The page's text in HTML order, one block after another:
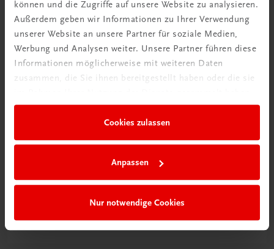
können und die Zugriffe auf unsere Website zu analysieren.
Außerdem geben wir Informationen zu Ihrer Verwendung
unserer Website an unsere Partner für soziale Medien,
Werbung und Analysen weiter. Unsere Partner führen diese
Informationen möglicherweise mit weiteren Daten
zusammen, die Sie ihnen bereitgestellt haben oder die sie
Cookies zulassen
Anpassen
Nur notwendige Cookies